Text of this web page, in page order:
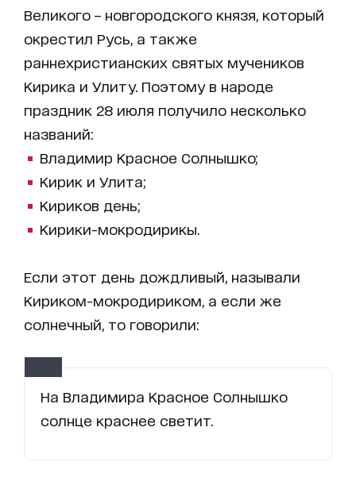
Великого – новгородского князя, который
окрестил Русь, а также
раннехристианских святых мучеников
Кирика и Улиту. Поэтому в народе
праздник 28 июля получило несколько
названий:
Владимир Красное Солнышко;
Кирик и Улита;
Кириков день;
Кирики-мокродирикы.
Если этот день дождливый, называли
Кириком-мокродириком, а если же
солнечный, то говорили:
На Владимира Красное Солнышко
солнце краснее светит.